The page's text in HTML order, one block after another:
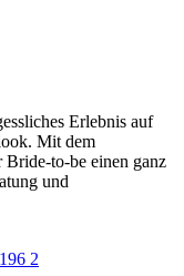
Erlebnis auf
Mit dem
to-be einen ganz
und